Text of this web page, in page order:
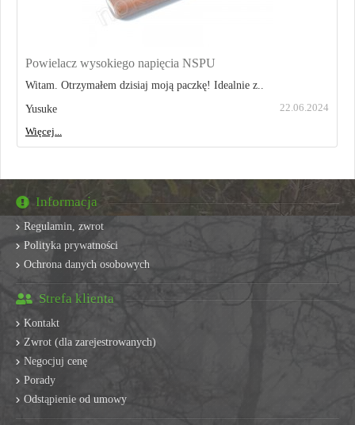
Powielacz wysokiego napięcia NSPU
Witam. Otrzymałem dzisiaj moją paczkę! Idealnie z..
Yusuke
22.06.2024
Więcej...
Informacja
Regulamin, zwrot
Polityka prywatności
Ochrona danych osobowych
Strefa klienta
Kontakt
Zwrot (dla zarejestrowanych)
Negocjuj cenę
Porady
Odstąpienie od umowy